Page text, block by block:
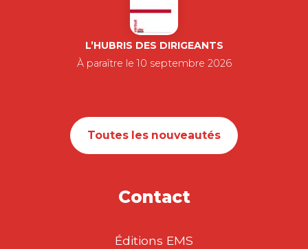
L’HUBRIS DES DIRIGEANTS
À paraître le 10 septembre 2026
Toutes les nouveautés
Contact
Éditions EMS